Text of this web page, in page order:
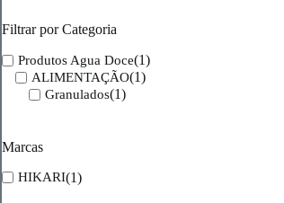
Filtrar por Categoria
Produtos Agua Doce(1)
ALIMENTAÇÃO(1)
Granulados(1)
Marcas
HIKARI(1)